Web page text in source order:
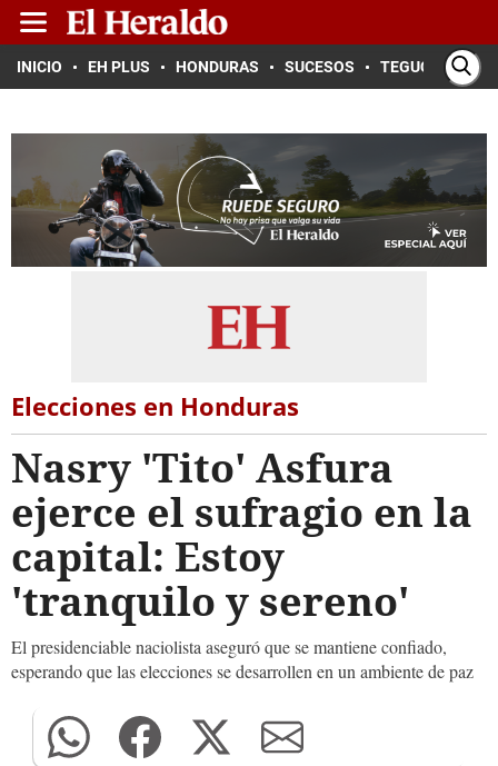
INICIO EH PLUS HONDURAS SUCESOS TEGUCIGALPA
Elecciones en Honduras
Nasry 'Tito' Asfura
ejerce el sufragio en la
capital: Estoy
'tranquilo y sereno'
El presidenciable naciolista aseguró que se mantiene confiado,
esperando que las elecciones se desarrollen en un ambiente de paz